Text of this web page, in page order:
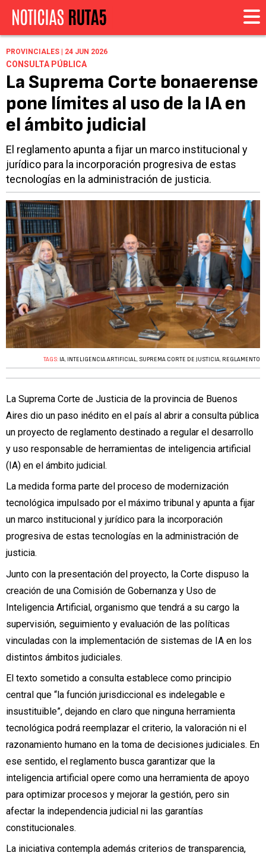
PROVINCIALES | 24 JUN 2026
CONSULTA PÚBLICA
La Suprema Corte bonaerense
pone límites al uso de la IA en
el ámbito judicial
El reglamento apunta a fijar un marco institucional y
jurídico para la incorporación progresiva de estas
tecnologías en la administración de justicia.
TAGS: IA, INTELIGENCIA ARTIFICIAL, SUPREMA CORTE DE JUSTICIA, REGLAMENTO
La Suprema Corte de Justicia de la provincia de Buenos
Aires dio un paso inédito en el país al abrir a consulta pública
un proyecto de reglamento destinado a regular el desarrollo
y uso responsable de herramientas de inteligencia artificial
(IA) en el ámbito judicial.
La medida forma parte del proceso de modernización
tecnológica impulsado por el máximo tribunal y apunta a fijar
un marco institucional y jurídico para la incorporación
progresiva de estas tecnologías en la administración de
justicia.
Junto con la presentación del proyecto, la Corte dispuso la
creación de una Comisión de Gobernanza y Uso de
Inteligencia Artificial, organismo que tendrá a su cargo la
supervisión, seguimiento y evaluación de las políticas
vinculadas con la implementación de sistemas de IA en los
distintos ámbitos judiciales.
El texto sometido a consulta establece como principio
central que “la función jurisdiccional es indelegable e
insustituible”, dejando en claro que ninguna herramienta
tecnológica podrá reemplazar el criterio, la valoración ni el
razonamiento humano en la toma de decisiones judiciales. En
ese sentido, el reglamento busca garantizar que la
inteligencia artificial opere como una herramienta de apoyo
para optimizar procesos y mejorar la gestión, pero sin
afectar la independencia judicial ni las garantías
constitucionales.
La iniciativa contempla además criterios de transparencia,